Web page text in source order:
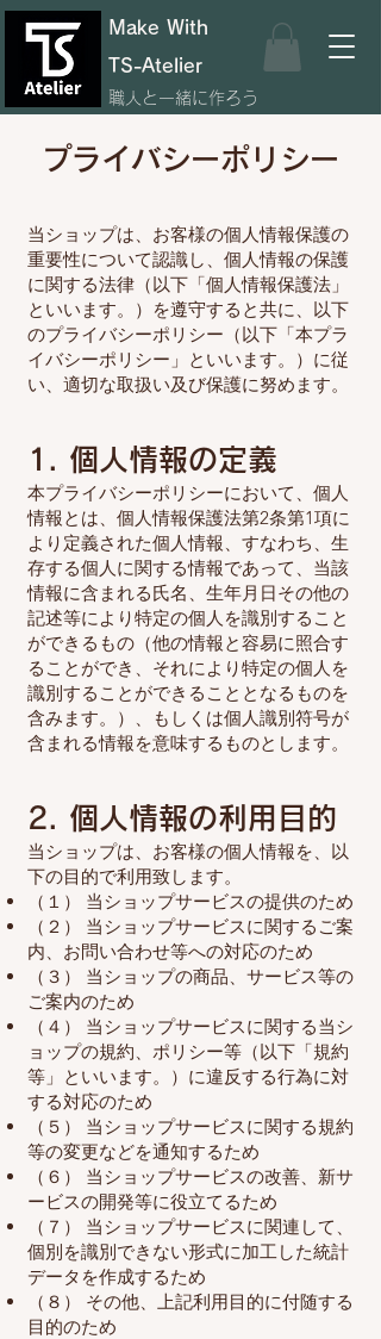
Make With
TS-Atelier
職人と一緒に作ろう
プライバシーポリシー
当ショップは、お客様の個人情報保護の
重要性について認識し、個人情報の保護
に関する法律（以下「個人情報保護法」
といいます。）を遵守すると共に、以下
のプライバシーポリシー（以下「本プラ
イバシーポリシー」といいます。）に従
い、適切な取扱い及び保護に努めます。
1. 個人情報の定義
本プライバシーポリシーにおいて、個人
情報とは、個人情報保護法第2条第1項に
より定義された個人情報、すなわち、生
存する個人に関する情報であって、当該
情報に含まれる氏名、生年月日その他の
記述等により特定の個人を識別すること
ができるもの（他の情報と容易に照合す
ることができ、それにより特定の個人を
識別することができることとなるものを
含みます。）、もしくは個人識別符号が
含まれる情報を意味するものとします。
2. 個人情報の利用目的
当ショップは、お客様の個人情報を、以
下の目的で利用致します。
（１） 当ショップサービスの提供のため
（２） 当ショップサービスに関するご案
内、お問い合わせ等への対応のため
（３） 当ショップの商品、サービス等の
ご案内のため
（４） 当ショップサービスに関する当シ
ョップの規約、ポリシー等（以下「規約
等」といいます。）に違反する行為に対
する対応のため
（５） 当ショップサービスに関する規約
等の変更などを通知するため
（６） 当ショップサービスの改善、新サ
ービスの開発等に役立てるため
（７） 当ショップサービスに関連して、
個別を識別できない形式に加工した統計
データを作成するため
（８） その他、上記利用目的に付随する
目的のため